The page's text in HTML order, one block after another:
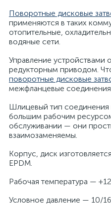
Поворотные дисковые
применяются в таких
отопительные,
водяные сети.
Управление устройствами
редукторным приводом.
поворотные дисковые
межфланцевые
Шлицевый тип соединения
большим рабочим
обслуживании — они
взаимозаменяемы.
Корпус, диск
EPDM.
Рабочая температура —
Условное давление — 10/